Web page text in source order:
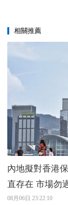
相關推薦
內地擬對香港
直存在 市場勿
08月06日 23:22:10